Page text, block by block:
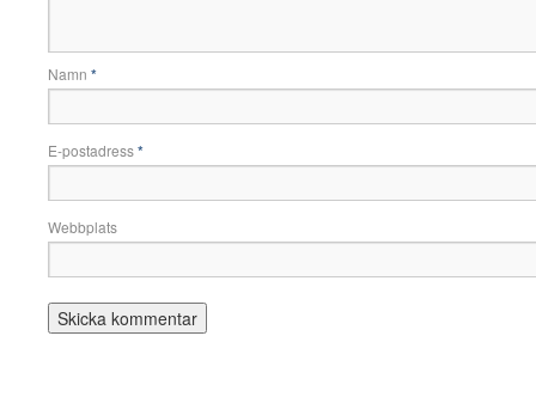
Namn *
E-postadress*
Webbplats